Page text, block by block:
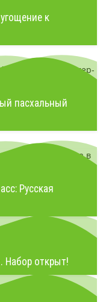
к
пасхальный
Русская
Набор открыт!